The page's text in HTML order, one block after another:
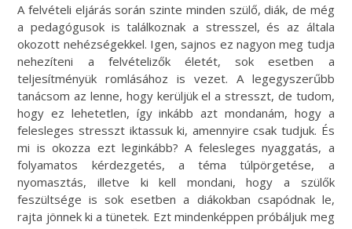
A felvételi eljárás során szinte minden szülő, diák, de még
a pedagógusok is találkoznak a stresszel, és az általa
okozott nehézségekkel. Igen, sajnos ez nagyon meg tudja
nehezíteni a felvételizők életét, sok esetben a
teljesítményük romlásához is vezet. A legegyszerűbb
tanácsom az lenne, hogy kerüljük el a stresszt, de tudom,
hogy ez lehetetlen, így inkább azt mondanám, hogy a
felesleges stresszt iktassuk ki, amennyire csak tudjuk. És
mi is okozza ezt leginkább? A felesleges nyaggatás, a
folyamatos kérdezgetés, a téma túlpörgetése, a
nyomasztás, illetve ki kell mondani, hogy a szülők
feszültsége is sok esetben a diákokban csapódnak le,
rajta jönnek ki a tünetek. Ezt mindenképpen próbáljuk meg